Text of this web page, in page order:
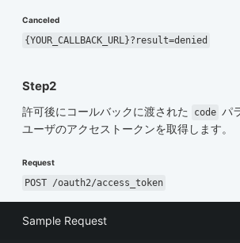
Canceled
{YOUR_CALLBACK_URL}?result=denied
Step2
許可後にコールバックに渡された code パ
ユーザのアクセストークンを取得します。
Request
POST /oauth2/access_token
Sample Request